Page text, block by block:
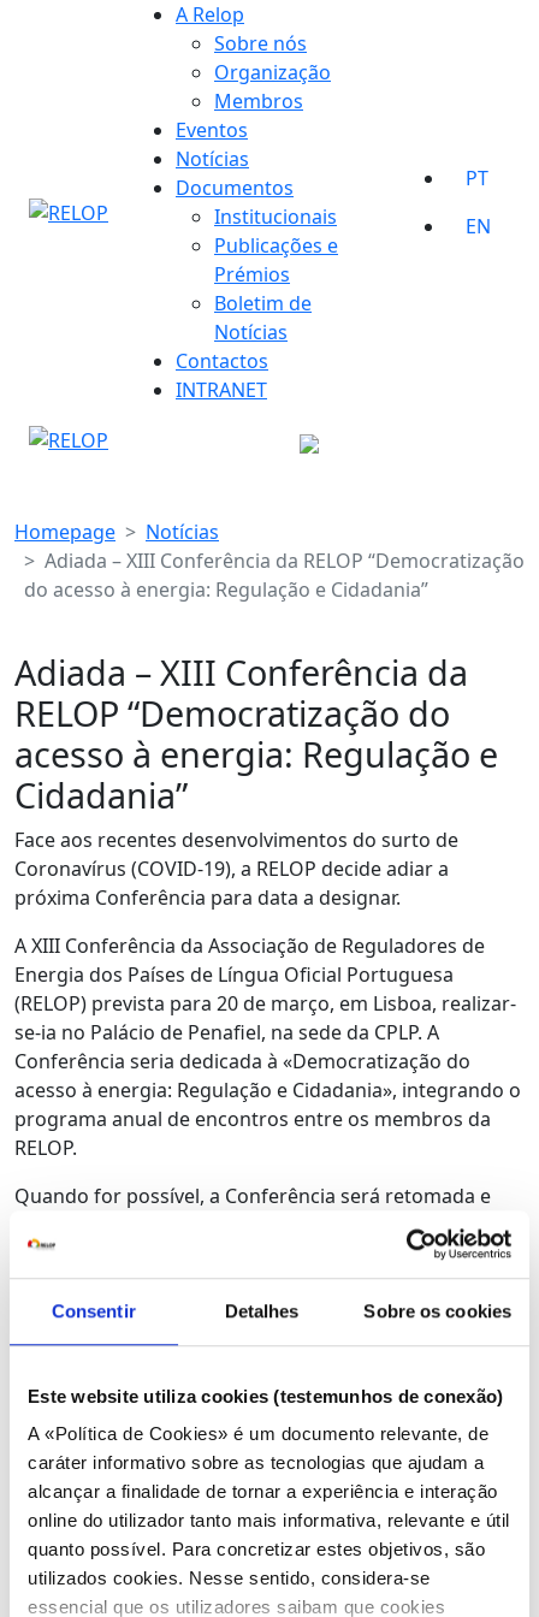
Consentir Detalhes Sobre os cookies
Este website utiliza cookies (testemunhos de conexão)
A «Política de Cookies» é um documento relevante, de
caráter informativo sobre as tecnologias que ajudam a
alcançar a finalidade de tornar a experiência e interação
online do utilizador tanto mais informativa, relevante e útil
quanto possível. Para concretizar estes objetivos, são
utilizados cookies. Nesse sentido, considera-se
essencial que os utilizadores saibam que cookies
A Relop
Sobre nós
Organização
Membros
Eventos
Notícias
Documentos
Institucionais
Publicações e
Prémios
Boletim de
Notícias
Contactos
INTRANET
PT
EN
Homepage
Notícias
Adiada – XIII Conferência da RELOP “Democratização
do acesso à energia: Regulação e Cidadania”
Adiada – XIII Conferência da
RELOP “Democratização do
acesso à energia: Regulação e
Cidadania”
Face aos recentes desenvolvimentos do surto de
Coronavírus (COVID-19), a RELOP decide adiar a
próxima Conferência para data a designar.
A XIII Conferência da Associação de Reguladores de
Energia dos Países de Língua Oficial Portuguesa
(RELOP) prevista para 20 de março, em Lisboa, realizar-
se-ia no Palácio de Penafiel, na sede da CPLP. A
Conferência seria dedicada à «Democratização do
acesso à energia: Regulação e Cidadania», integrando o
programa anual de encontros entre os membros da
RELOP.
Quando for possível, a Conferência será retomada e
será dedicada à democratização da energia, por forma
a responder à emergência climática e à pobreza
energética, será dado destaque à proteção dos
consumidores de hoje e de amanhã. Evidenciando-se o
papel fundamental da regulação e da cidadania,
para que os nossos países disponham, nesta década,
de energias limpas e seguras, a preços acessíveis
assegurando uma transição justa e inclusiva.
A Conferência promovida pela RELOP contará com
vários peritos nacionais e internacionais, na área da
energia, bem como académicos e representantes da
sociedade dos países de Língua Oficial Portuguesa.